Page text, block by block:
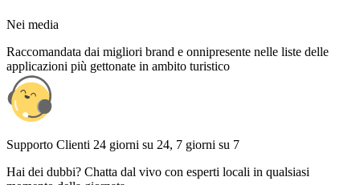
Nei media
Raccomandata dai migliori brand e onnipresente nelle liste delle
applicazioni più gettonate in ambito turistico
Supporto Clienti 24 giorni su 24, 7 giorni su 7
Hai dei dubbi? Chatta dal vivo con esperti locali in qualsiasi